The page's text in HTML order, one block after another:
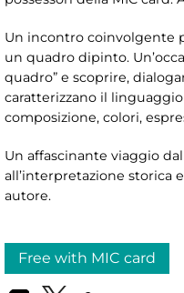
Un incontro coinvolgente
un quadro dipinto.
quadro” e scoprire,
caratterizzano il
composizione, colori,
Un affascinante viaggio
all’interpretazione storica
autore.
Free with MIC card